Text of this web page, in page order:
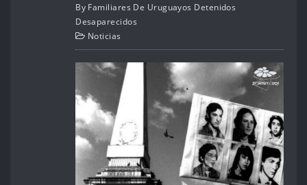
By Familiares De Uruguayos Detenidos
Desaparecidos
Noticias